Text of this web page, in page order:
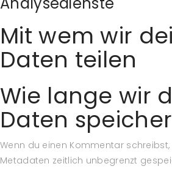
Mit wem wir
Daten teilen
Wie lange wir
Daten
Wenn du einen Kommentar
Metadaten zeitlich unbegrenzt